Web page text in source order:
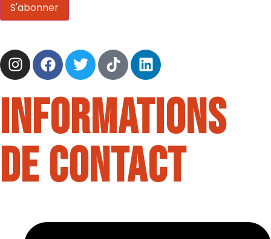
Informations
de contact